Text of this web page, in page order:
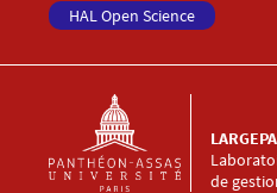
HAL Open Science
de
LARGEPA